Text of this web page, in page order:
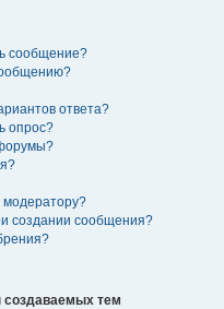
сообщение?
ответа?
опрос?
создании сообщения?
создаваемых тем